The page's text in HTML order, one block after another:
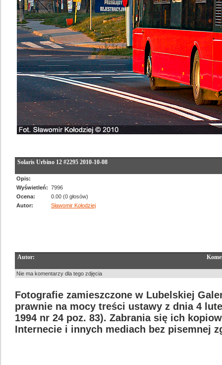
Solaris Urbino 12 #2295 2010-10-08
Opis:
Wyświetleń: 7996
Ocena:
0.00 (0 głosów)
Autor:
Sławomir Kołodziej
Autor:
Nie ma komentarzy dla tego zdjęcia
Fotografie zamieszczone w Lubelskiej
prawnie na mocy treści ustawy z dnia 4
1994 nr 24 poz. 83). Zabrania się ich
Internecie i innych mediach bez pisemnej